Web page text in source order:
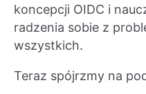
koncepcji OIDC i
radzenia sobie z
wszystkich.
Teraz spójrzmy na